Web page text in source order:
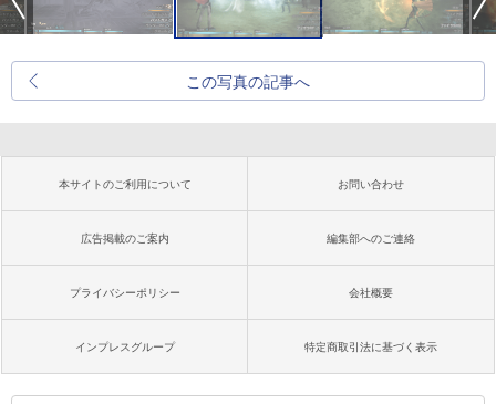
この写真の記事へ
本サイトのご利用について お問い合わせ
広告掲載のご案内 編集部へのご連絡
プライバシーポリシー 会社概要
インプレスグループ 特定商取引法に基づく表示